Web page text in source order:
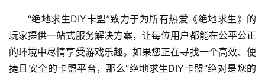
“绝地求生DIY卡盟”致力于为所有热爱《绝地求生》的
玩家提供一站式服务解决方案，让每位用户都能在公平公正
的环境中尽情享受游戏乐趣。如果您正在寻找一个高效、便
捷且安全的卡盟平台，那么“绝地求生DIY卡盟”绝对是您的